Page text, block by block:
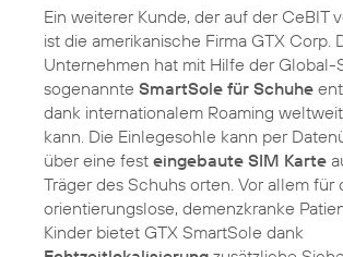
Ein weiterer Kunde, der auf der CeBIT
ist die amerikanische Firma GTX Corp.
Unternehmen hat mit Hilfe der Global-
sogenannte SmartSole für Schuhe
dank internationalem Roaming
kann. Die Einlegesohle kann per
über eine fest eingebaute SIM Karte
Träger des Schuhs orten. Vor allem für
orientierungslose, demenzkranke
Kinder bietet GTX SmartSole dank